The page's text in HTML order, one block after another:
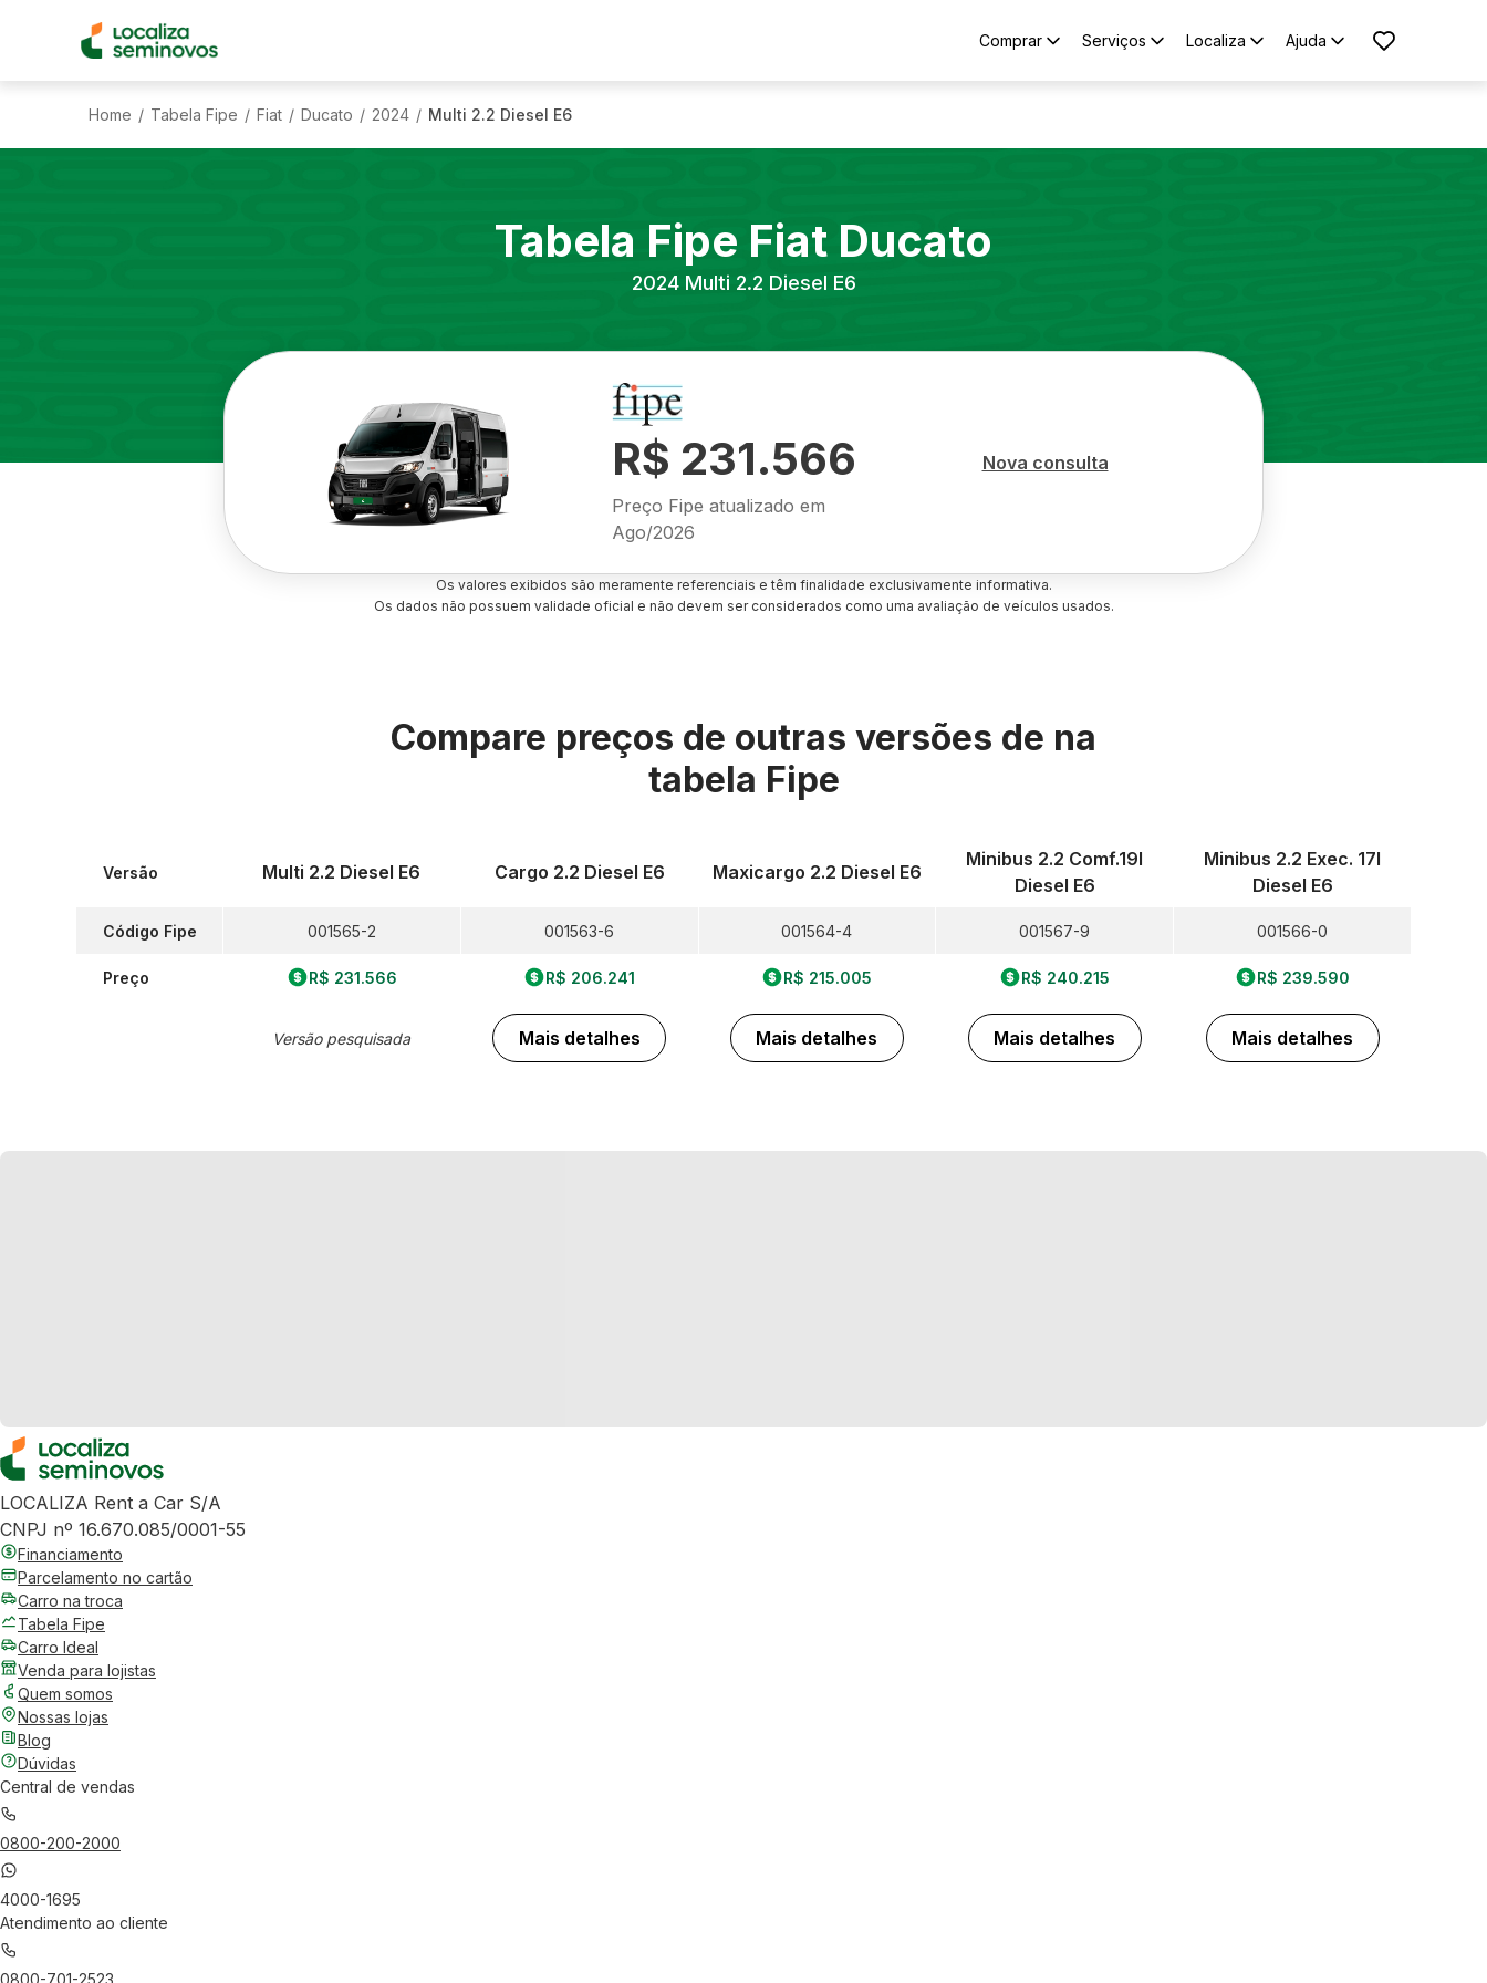
Comprar Serviços Localiza Ajuda
Home / Tabela Fipe / Fiat / Ducato / 2024 / Multi 2.2 Diesel E6
Tabela Fipe Fiat Ducato
2024 Multi 2.2 Diesel E6
R$ 231.566
Preço Fipe atualizado em
Ago/2026
Nova consulta
Os valores exibidos são meramente referenciais e têm finalidade exclusivamente informativa.
Os dados não possuem validade oficial e não devem ser considerados como uma avaliação de veículos usados.
Compare preços de outras versões de na
tabela Fipe
Versão
Código Fipe
Preço
Multi 2.2 Diesel E6
001565-2
R$ 231.566
Versão pesquisada
Cargo 2.2 Diesel E6
001563-6
R$ 206.241
Mais detalhes
Maxicargo 2.2 Diesel E6
001564-4
R$ 215.005
Mais detalhes
Minibus 2.2 Comf.19l
Diesel E6
001567-9
R$ 240.215
Mais detalhes
Minibus 2.2 Exec. 17l
Diesel E6
001566-0
R$ 239.590
Mais detalhes
LOCALIZA Rent a Car S/A
CNPJ nº 16.670.085/0001-55
Financiamento
Parcelamento no cartão
Carro na troca
Tabela Fipe
Carro Ideal
Venda para lojistas
Quem somos
Nossas lojas
Blog
Dúvidas
Central de vendas
0800-200-2000
4000-1695
Atendimento ao cliente
0800-701-2523